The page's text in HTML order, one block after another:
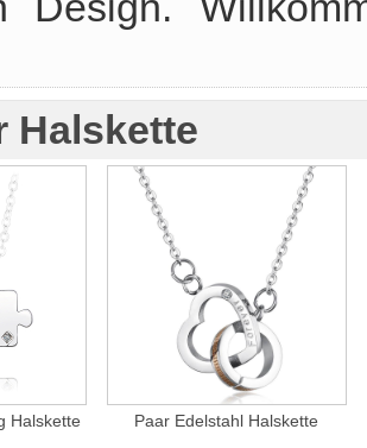
Halskette
Halskette Paar Edelstahl Halskette